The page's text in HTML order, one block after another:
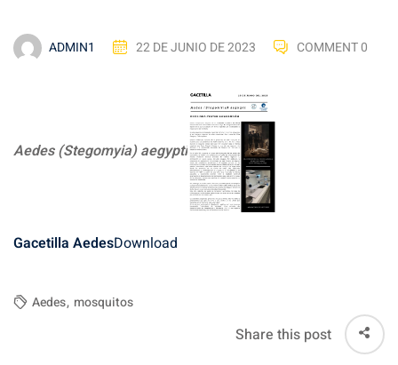
ADMIN1 22 DE JUNIO DE 2023 COMMENT 0
Aedes (Stegomyia) aegypti
Gacetilla AedesDownload
Aedes, mosquitos
Share this post